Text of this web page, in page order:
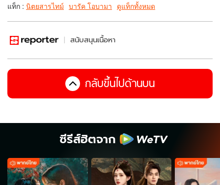
แท็ก : นิตยสารไทม์ บารัค โอบามา ดูแท็กทั้งหมด
สนับสนุนเนื้อหา
กลับขึ้นไปด้านบน
ซีรีส์ฮิตจาก